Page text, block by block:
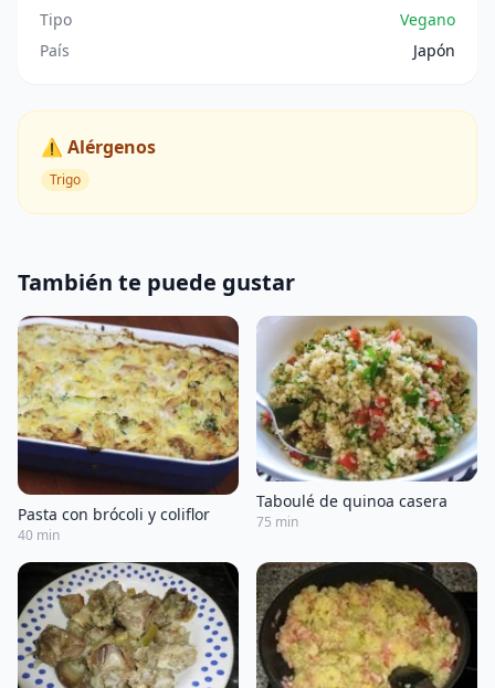
Tipo
Vegano
País
Japón
⚠️ Alérgenos
Trigo
También te puede gustar
Pasta con brócoli y coliflor
40 min
Taboulé de quinoa casera
75 min